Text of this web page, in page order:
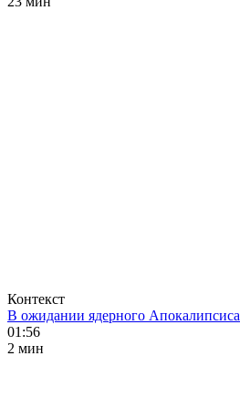
Контекст
В ожидании ядерного Апокалипсиса
01:56
2 мин